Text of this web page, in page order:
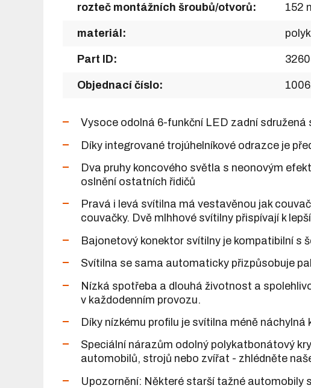
rozteč montážních šroubů/otvorů: 152
materiál:
Part ID:
Objednací číslo:
Vysoce odolná 6-funkční LED zadní
Díky integrované trojúhelníkové odrazce je
Dva pruhy koncového světla s neonovým
oslnění ostatních řidičů
Pravá i levá svítilna má vestavěnou jak
couvačky. Dvě mlhhové svítilny přispívají k
Bajonetový konektor svítilny je kompatibilní s
Svítilna se sama automaticky přizpůsobuje
Nízká spotřeba a dlouhá životnost a
v každodenním provozu.
Díky nízkému profilu je svítilna méně náchylná
Speciální nárazům odolný polykatbonátový
automobilů, strojů nebo zvířat - zhlédněte
Upozornění: Některé starší tažné automobily